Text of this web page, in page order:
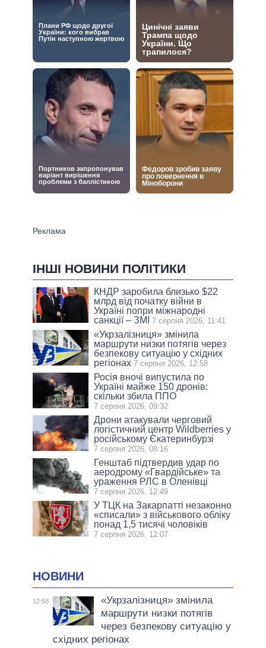
ІНШІ НОВИНИ ПОЛІТИКИ
КНДР заробила близько $22
млрд від початку війни в
Україні попри міжнародні
санкції – ЗМІ
7 серпня 2026, 11:41
«Укрзалізниця» змінила
маршрути низки потягів через
безпекову ситуацію у східних
регіонах 7 серпня 2026, 12:58
Росія вночі випустила по
Україні майже 150 дронів:
скільки збила ППО
7 серпня 2026, 09:32
Дрони атакували черговий
логістичний центр Wildberries у
російському Єкатеринбурзі
7 серпня 2026, 08:16
Генштаб підтвердив удар по
аеродрому «Гвардійське» та
ураження РЛС в Оленівці
7 серпня 2026, 12:49
У ТЦК на Закарпатті незаконно
«списали» з військового обліку
понад 1,5 тисячі чоловіків
7 серпня 2026, 12:07
НОВИНИ
12:58
«Укрзалізниця» змінила
маршрути низки потягів
через безпекову ситуацію у
східних регіонах